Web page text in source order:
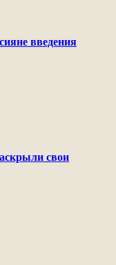
введения
свои